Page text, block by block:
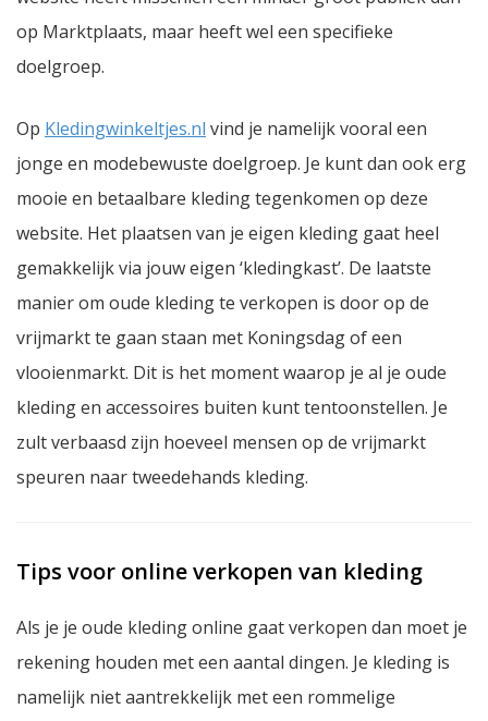
op Marktplaats, maar heeft wel een specifieke
doelgroep.
Op Kledingwinkeltjes.nl vind je namelijk vooral een
jonge en modebewuste doelgroep. Je kunt dan ook erg
mooie en betaalbare kleding tegenkomen op deze
website. Het plaatsen van je eigen kleding gaat heel
gemakkelijk via jouw eigen ‘kledingkast’. De laatste
manier om oude kleding te verkopen is door op de
vrijmarkt te gaan staan met Koningsdag of een
vlooienmarkt. Dit is het moment waarop je al je oude
kleding en accessoires buiten kunt tentoonstellen. Je
zult verbaasd zijn hoeveel mensen op de vrijmarkt
speuren naar tweedehands kleding.
Tips voor online verkopen van kleding
Als je je oude kleding online gaat verkopen dan moet je
rekening houden met een aantal dingen. Je kleding is
namelijk niet aantrekkelijk met een rommelige